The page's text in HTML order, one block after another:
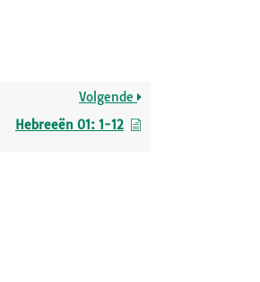
Volgende
Hebreeën 01: 1-12